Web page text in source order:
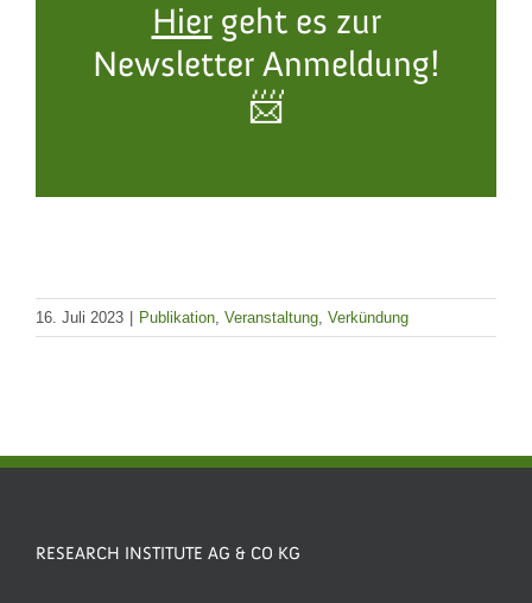
Hiergeht es zur
Newsletter Anmeldung!
📨
16. Juli 2023 Publikation Veranstaltung Verkündung
RESEARCH INSTITUTE AG & CO KG